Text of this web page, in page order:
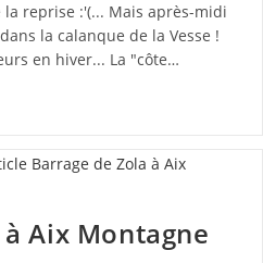
reprise :'(... Mais après-midi
la calanque de la Vesse !
en hiver... La "côte…
Aix Montagne